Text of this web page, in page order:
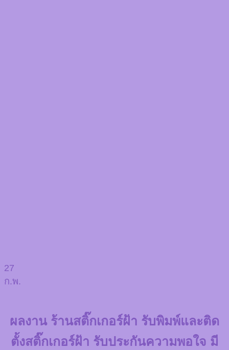
27
ก.พ.
ผลงาน ร้านสติ๊กเกอร์ฝ้า รับพิมพ์และติด
ตั้งสติ๊กเกอร์ฝ้า รับประกันความพอใจ มี